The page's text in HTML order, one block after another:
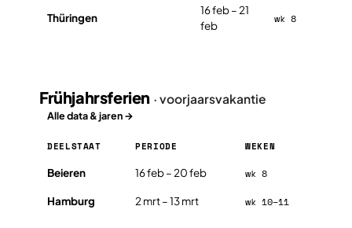
Thüringen
16 feb – 21
feb
wk 8
Frühjahrsferien · voorjaarsvakantie
Alle data & jaren →
Frühjahrsferien in Duitsland 2026, per deelstaat
DEELSTAAT PERIODE WEKEN
Beieren 16 feb – 20 feb wk 8
Hamburg 2 mrt – 13 mrt wk 10–11